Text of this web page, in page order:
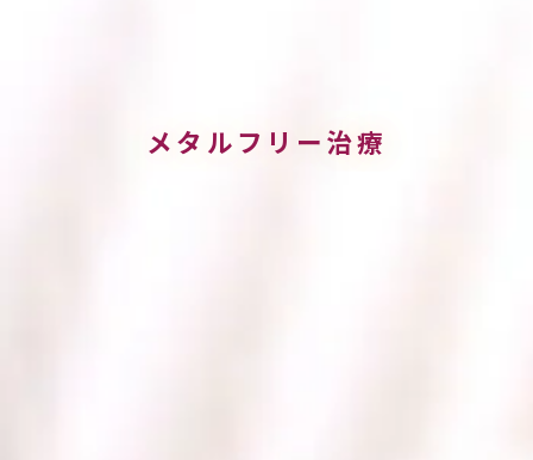
メタルフリー治療